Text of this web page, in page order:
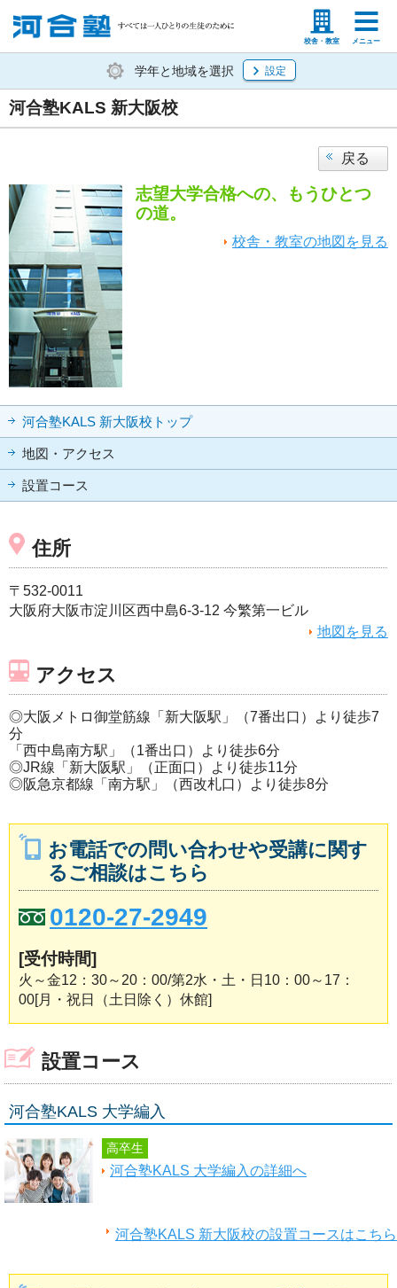
校舎・教室 メニュー
塾生の方 高等学校の先生
学年と地域を選択 設定
河合塾KALS 新大阪校
戻る
志望大学合格への、もうひとつ
の道。
校舎・教室の地図を見る
河合塾KALS 新大阪校トップ
地図・アクセス
設置コース
住所
〒532-0011
大阪府大阪市淀川区西中島6-3-12 今繁第一ビル
地図を見る
アクセス
◎大阪メトロ御堂筋線「新大阪駅」（7番出口）より徒歩7
分
「西中島南方駅」（1番出口）より徒歩6分
◎JR線「新大阪駅」（正面口）より徒歩11分
◎阪急京都線「南方駅」（西改札口）より徒歩8分
お電話での問い合わせや受講に関す
るご相談はこちら
0120-27-2949
[受付時間]
火～金12：30～20：00/第2水・土・日10：00～17：
00[月・祝日（土日除く）休館]
設置コース
河合塾KALS 新大阪校の設置コースはこちら
河合塾KALS 大学編入
高卒生
河合塾KALS 大学編入の詳細へ